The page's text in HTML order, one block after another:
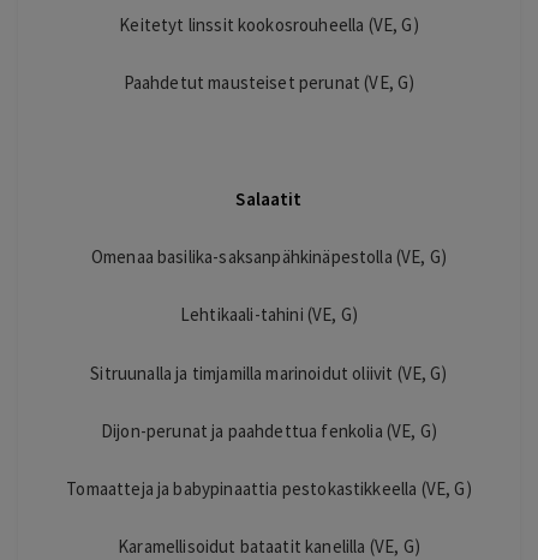
Keitetyt linssit kookosrouheella (VE, G)
Paahdetut mausteiset perunat (VE, G)
Salaatit
Omenaa basilika-saksanpähkinäpestolla (VE, G)
Lehtikaali-tahini (VE, G)
Sitruunalla ja timjamilla marinoidut oliivit (VE, G)
Dijon-perunat ja paahdettua fenkolia (VE, G)
Tomaatteja ja babypinaattia pestokastikkeella (VE, G)
Karamellisoidut bataatit kanelilla (VE, G)